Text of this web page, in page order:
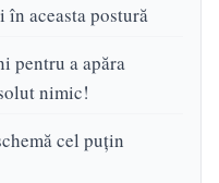
în aceasta postură
pentru a apăra
nimic!
cel puțin